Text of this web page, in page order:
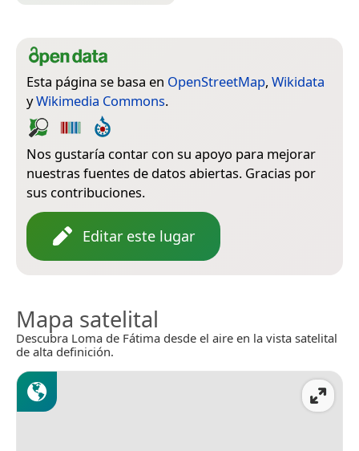
Esta página se basa en OpenStreetMap, Wikidata
yWikimedia Commons.
Nos gustaría contar con su apoyo para mejorar
nuestras fuentes de datos abiertas. Gracias por
sus contribuciones.
Editar este lugar
Mapa satelital
Descubra Loma de Fátima desde el aire en la vista satelital
de alta definición.